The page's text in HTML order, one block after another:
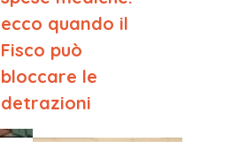
ecco quando il
Fisco può
bloccare le
detrazioni